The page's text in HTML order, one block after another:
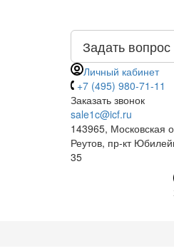
Задать вопрос
Личный кабинет
+7 (495) 980-71-11
Заказать звонок
sale1c@icf.ru
143965, Московская
Реутов, пр-кт
35